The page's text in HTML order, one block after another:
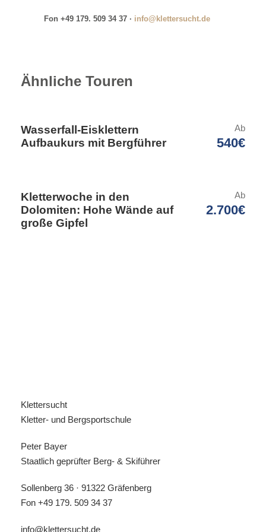
Fon +49 179. 509 34 37 · info@klettersucht.de
Details
Preis inklusiv
Großer Hochtouren-Rucksack
gebirgstaugliches 2-Mann Zelt *
Warmer Daunen- oder Kunstfaserschlafsack
Gaskocher* + Kochgeschirr usw.
Ähnliche Touren
Wasserfall-Eisklettern
Aufbaukurs mit Bergführer
Ab
540€
Kletterwoche in den
Dolomiten: Hohe Wände auf
große Gipfel
Ab
2.700€
Klettersucht
Kletter- und Bergsportschule
Peter Bayer
Staatlich geprüfter Berg- & Skiführer
Sollenberg 36 · 91322 Gräfenberg
Fon +49 179. 509 34 37
info@klettersucht.de